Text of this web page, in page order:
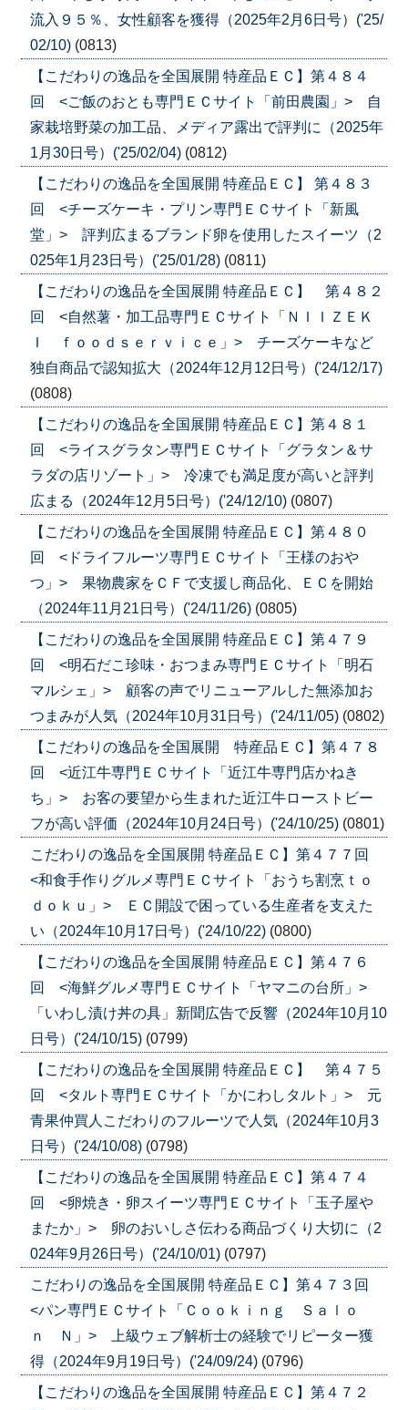
流入９５％、女性顧客を獲得（2025年2月6日号）('25/
02/10) (0813)
【こだわりの逸品を全国展開 特産品ＥＣ】第４８４
回 <ご飯のおとも専門ＥＣサイト「前田農園」> 自
家栽培野菜の加工品、メディア露出で評判に（2025年
1月30日号）('25/02/04) (0812)
【こだわりの逸品を全国展開 特産品ＥＣ】 第４８３
回 <チーズケーキ・プリン専門ＥＣサイト「新風
堂」> 評判広まるブランド卵を使用したスイーツ（2
025年1月23日号）('25/01/28) (0811)
【こだわりの逸品を全国展開 特産品ＥＣ】 第４８２
回 <自然薯・加工品専門ＥＣサイト「ＮＩＩＺＥＫ
Ｉ ｆｏｏｄｓｅｒｖｉｃｅ」> チーズケーキなど
独自商品で認知拡大（2024年12月12日号）('24/12/17)
(0808)
【こだわりの逸品を全国展開 特産品ＥＣ】第４８１
回 <ライスグラタン専門ＥＣサイト「グラタン＆サ
ラダの店リゾート」> 冷凍でも満足度が高いと評判
広まる（2024年12月5日号）('24/12/10) (0807)
【こだわりの逸品を全国展開 特産品ＥＣ】第４８０
回 <ドライフルーツ専門ＥＣサイト「王様のおや
つ」> 果物農家をＣＦで支援し商品化、ＥＣを開始
（2024年11月21日号）('24/11/26) (0805)
【こだわりの逸品を全国展開 特産品ＥＣ】第４７９
回 <明石だこ珍味・おつまみ専門ＥＣサイト「明石
マルシェ」> 顧客の声でリニューアルした無添加お
つまみが人気（2024年10月31日号）('24/11/05) (0802)
【こだわりの逸品を全国展開 特産品ＥＣ】第４７８
回 <近江牛専門ＥＣサイト「近江牛専門店かねき
ち」> お客の要望から生まれた近江牛ローストビー
フが高い評価（2024年10月24日号）('24/10/25) (0801)
こだわりの逸品を全国展開 特産品ＥＣ】第４７７回
<和食手作りグルメ専門ＥＣサイト「おうち割烹ｔｏ
ｄｏｋｕ」> ＥＣ開設で困っている生産者を支えた
い（2024年10月17日号）('24/10/22) (0800)
【こだわりの逸品を全国展開 特産品ＥＣ】第４７６
回 <海鮮グルメ専門ＥＣサイト「ヤマニの台所」>
「いわし漬け丼の具」新聞広告で反響（2024年10月10
日号）('24/10/15) (0799)
【こだわりの逸品を全国展開 特産品ＥＣ】 第４７５
回 <タルト専門ＥＣサイト「かにわしタルト」> 元
青果仲買人こだわりのフルーツで人気（2024年10月3
日号）('24/10/08) (0798)
【こだわりの逸品を全国展開 特産品ＥＣ】第４７４
回 <卵焼き・卵スイーツ専門ＥＣサイト「玉子屋や
またか」> 卵のおいしさ伝わる商品づくり大切に（2
024年9月26日号）('24/10/01) (0797)
こだわりの逸品を全国展開 特産品ＥＣ】第４７３回
<パン専門ＥＣサイト「Ｃｏｏｋｉｎｇ Ｓａｌｏ
ｎ Ｎ」> 上級ウェブ解析士の経験でリピーター獲
得（2024年9月19日号）('24/09/24) (0796)
【こだわりの逸品を全国展開 特産品ＥＣ】第４７２